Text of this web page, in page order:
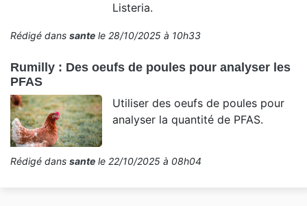
Listeria.
Rédigé dans sante le 28/10/2025 à 10h33
Rumilly : Des oeufs de poules pour analyser les
PFAS
Utiliser des oeufs de poules pour
analyser la quantité de PFAS.
Rédigé dans sante le 22/10/2025 à 08h04